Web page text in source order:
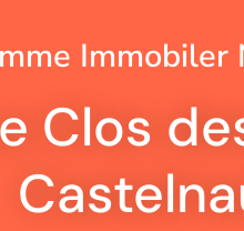
Clos